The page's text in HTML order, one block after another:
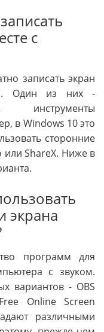
с
записать экран
Один из них -
инструменты
в Windows 10 это
сторонние
или ShareX. Ниже в
экрана
программ для
с звуком.
вариантов - OBS
Online Screen
различными